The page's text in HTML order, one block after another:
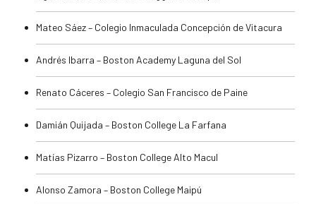
Mateo Sáez – Colegio Inmaculada Concepción de Vitacura
Andrés Ibarra – Boston Academy Laguna del Sol
Renato Cáceres – Colegio San Francisco de Paine
Damián Quijada – Boston College La Farfana
Matías Pizarro – Boston College Alto Macul
Alonso Zamora – Boston College Maipú